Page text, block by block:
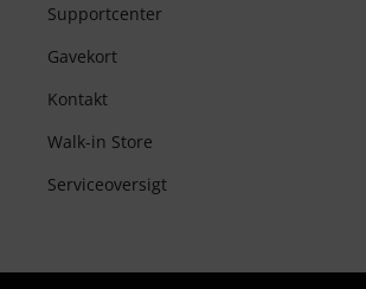
Supportcenter
Gavekort
Kontakt
Walk-in Store
Serviceoversigt